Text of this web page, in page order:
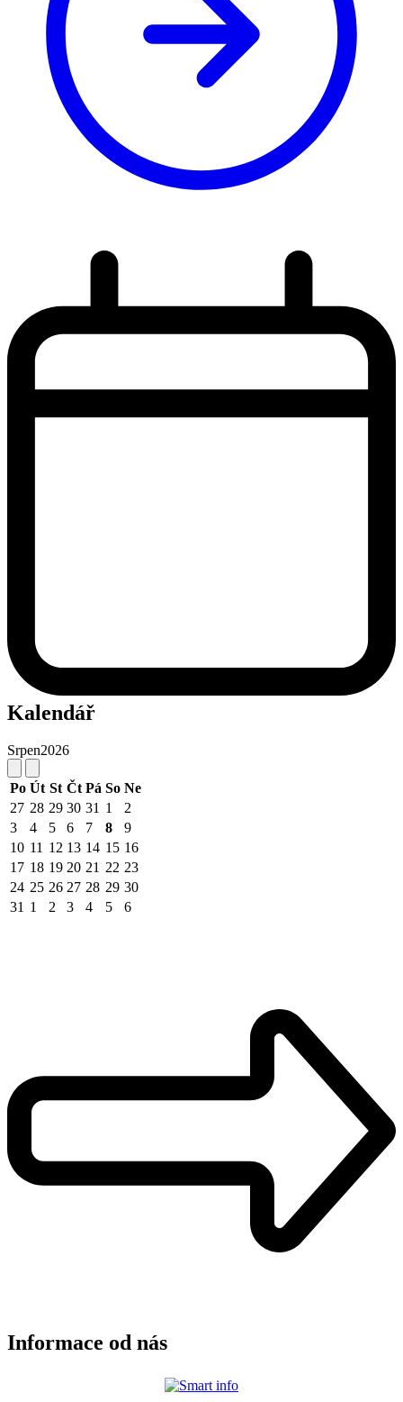
Kalendář
Srpen2026
Po Út St Čt Pá So Ne
27 28 29 30 31 1
2
3
4 5 6 7 8
9
10 11 12 13 14 15 16
17 18 19 20 21 22 23
24 25 26 27 28 29 30
31 1 2 3 4 5 6
Informace od nás